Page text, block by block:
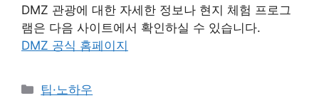
DMZ 관광에 대한 자세한 정보나 현지 체험 프로그
램은 다음 사이트에서 확인하실 수 있습니다.
DMZ 공식 홈페이지
Categories
팁·노하우